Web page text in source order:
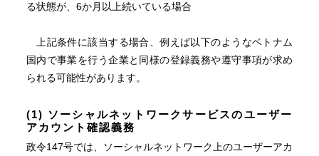
る状態が、6か月以上続いている場合
上記条件に該当する場合、例えば以下のようなベトナム
国内で事業を行う企業と同様の登録義務や遵守事項が求め
られる可能性があります。
(1) ソーシャルネットワークサービスのユーザー
アカウント確認義務
政令147号では、ソーシャルネットワーク上のユーザーアカ